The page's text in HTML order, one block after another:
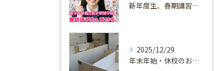
新年度生、春期講習生 受付中！
2025/12/29
年末年始・休校のお知らせ